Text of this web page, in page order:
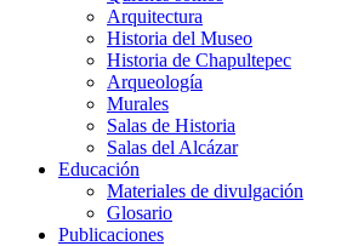
Arquitectura
Historia del Museo
Historia de Chapultepec
Arqueología
Murales
Salas de Historia
Salas del Alcázar
Educación
Materiales de divulgación
Glosario
Publicaciones